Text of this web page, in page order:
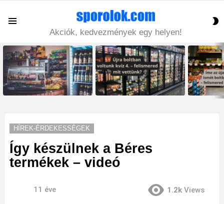
Akciók, kedvezmények egy helyen!
LATEST
STORIES
HÍREK-ÉRDEKESSÉGEK
Így készülnek a Béres
termékek – videó
11 éve 1.2k Views